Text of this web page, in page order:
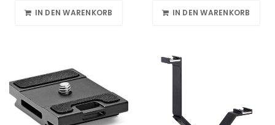
IN DEN WARENKORB IN DEN WARENKORB